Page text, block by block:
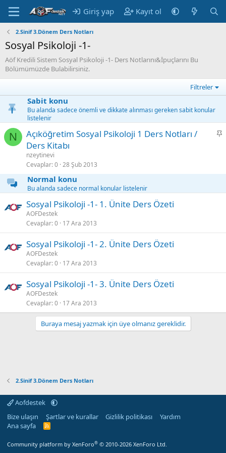
Giriş yap Kayıt ol
2.Sinif 3.Dönem Ders Notları
Sosyal Psikoloji -1-
Aöf Kredili Sistem Sosyal Psikoloji -1- Ders Notlarını&İpuçlarını Bu
Bölümümüzde Bulabilirsiniz.
Filtreler
Sabit konu
Bu alanda sadece önemli ve dikkate alınması gereken sabit konular
listelenir
N
S
Açıköğretim Sosyal Psikoloji 1 Ders Notları /
Ders Kitabı
nzeytinevi
Cevaplar 0 28 Şub 2013
Normal konu
Bu alanda sadece normal konular listelenir
Sosyal Psikoloji -1- 1. Ünite Ders Özeti
AOFDestek
Cevaplar 0 17 Ara 2013
Sosyal Psikoloji -1- 2. Ünite Ders Özeti
AOFDestek
Cevaplar 0 17 Ara 2013
Sosyal Psikoloji -1- 3. Ünite Ders Özeti
AOFDestek
Cevaplar 0 17 Ara 2013
Buraya mesaj yazmak için üye olmanız gereklidir.
2.Sinif 3.Dönem Ders Notları
Aofdestek
Bize ulaşın
Şartlar ve kurallar Gizlilik politikası
Yardım
Ana sayfa
R
Community platform by XenForo® © 2010-2026 XenForo Ltd.